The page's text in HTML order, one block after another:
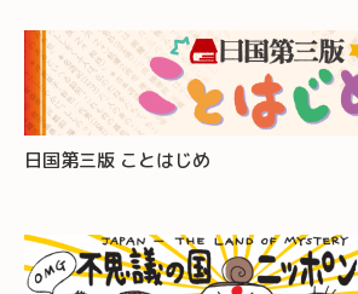
日国第三版 ことはじめ